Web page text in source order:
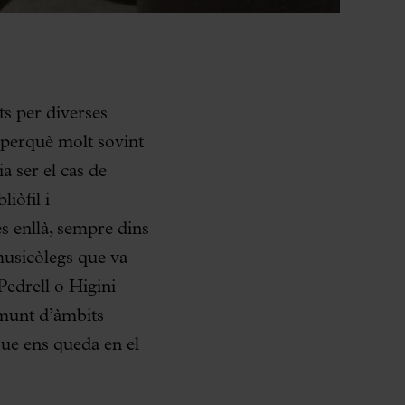
per diverses
molt sovint
ser el cas de
i
enllà, sempre dins
que va
o Higini
d’àmbits
ens queda en el